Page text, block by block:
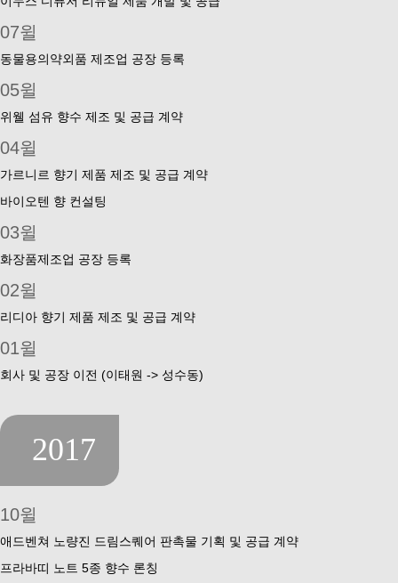
07윌
동물용의약외품 제조업 공장 등록
05윌
위웰 섬유 향수 제조 및 공급 계약
04윌
가르니르 향기 제품 제조 및 공급 계약
바이오텐 향 컨설팅
03윌
화장품제조업 공장 등록
02윌
리디아 향기 제품 제조 및 공급 계약
01윌
회사 및 공장 이전 (이태원 -> 성수동)
2017
10윌
애드벤쳐 노량진 드림스퀘어 판촉물 기획 및 공급 계약
프라바띠 노트 5종 향수 론칭